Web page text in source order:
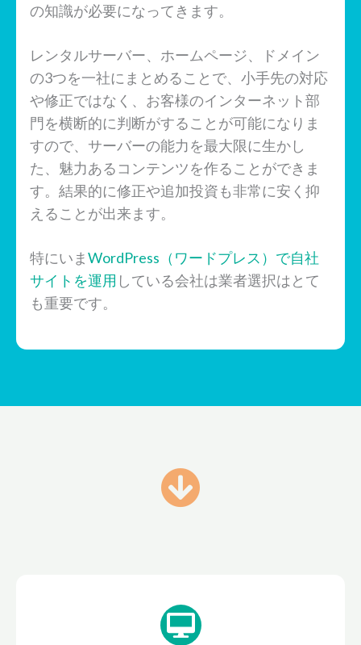
の知識が必要になってきます。
レンタルサーバー、ホームページ、ドメイン
の3つを一社にまとめることで、小手先の対応
や修正ではなく、お客様のインターネット部
門を横断的に判断がすることが可能になりま
すので、サーバーの能力を最大限に生かし
た、魅力あるコンテンツを作ることができま
す。結果的に修正や追加投資も非常に安く抑
えることが出来ます。
特にいまWordPress（ワードプレス）で自社
サイトを運用 している会社は業者選択はとて
も重要です。